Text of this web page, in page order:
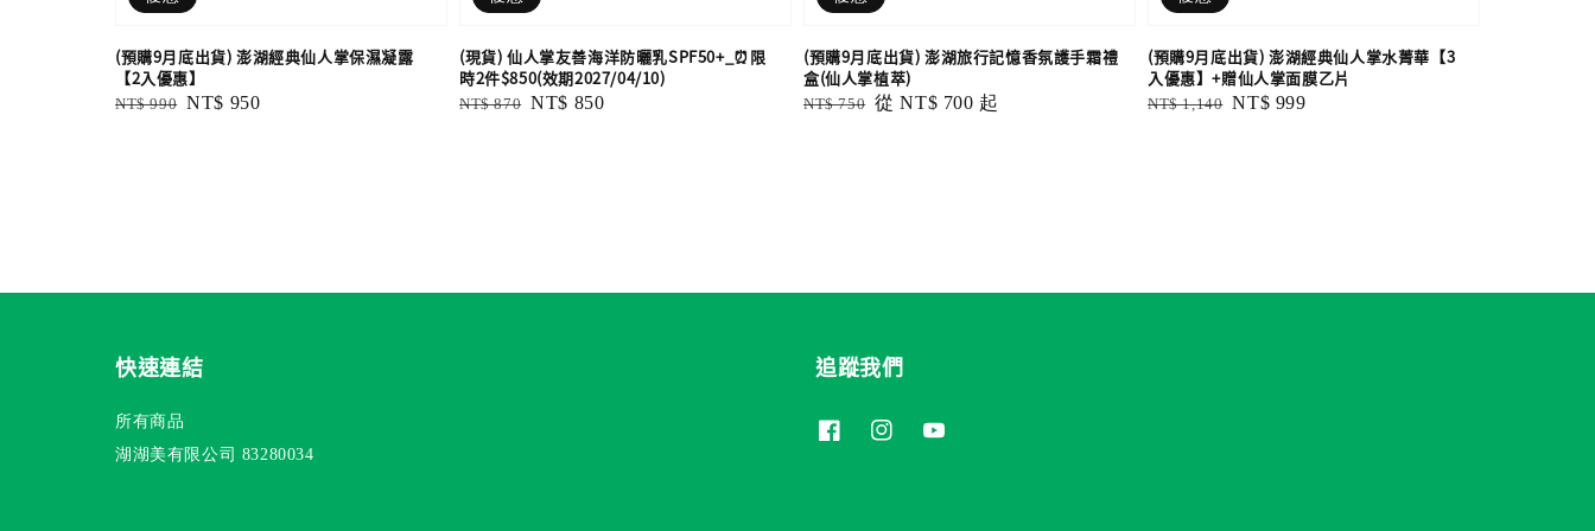
(預購9月底出貨) 澎湖經典仙人掌保濕凝露
【2入優惠】
Regular
NT$ 990 Sale
NT$ 950
(現貨) 仙人掌友善海洋防曬乳SPF50+_⏰限
時2件$850(效期2027/04/10)
Regular
NT$ 870 Sale
NT$ 850
(預購9月底出貨) 澎湖旅行記憶香氛護手霜禮
盒(仙人掌植萃)
Regular
NT$ 750 Sale
從NT$ 700 起
(預購9月底出貨) 澎湖經典仙人掌水菁華【3
入優惠】+贈仙人掌面膜乙片
Regular
NT$ 1,140 Sale
NT$ 999
快速連結
所有商品
湖湖美有限公司 83280034
追蹤我們